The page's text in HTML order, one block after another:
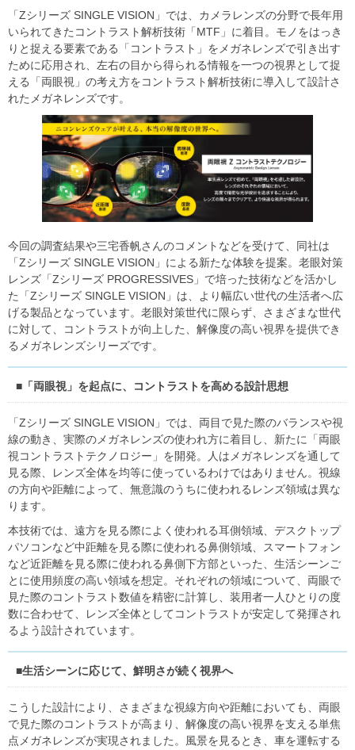
「Zシリーズ SINGLE VISION」では、カメラレンズの分野で長年用
いられてきたコントラスト解析技術「MTF」に着目。モノをはっき
りと捉える要素である「コントラスト」をメガネレンズで引き出す
ために応用され、左右の目から得られる情報を一つの視界として捉
える「両眼視」の考え方をコントラスト解析技術に導入して設計さ
れたメガネレンズです。
今回の調査結果や三宅香帆さんのコメントなどを受けて、同社は
「Zシリーズ SINGLE VISION」による新たな体験を提案。老眼対策
レンズ「Zシリーズ PROGRESSIVES」で培った技術などを活かし
た「Zシリーズ SINGLE VISION」は、より幅広い世代の生活者へ広
げる製品となっています。老眼対策世代に限らず、さまざまな世代
に対して、コントラストが向上した、解像度の高い視界を提供でき
るメガネレンズシリーズです。
■「両眼視」を起点に、コントラストを高める設計思想
「Zシリーズ SINGLE VISION」では、両目で見た際のバランスや視
線の動き、実際のメガネレンズの使われ方に着目し、新たに「両眼
視コントラストテクノロジー」を開発。人はメガネレンズを通して
見る際、レンズ全体を均等に使っているわけではありません。視線
の方向や距離によって、無意識のうちに使われるレンズ領域は異な
ります。
本技術では、遠方を見る際によく使われる耳側領域、デスクトップ
パソコンなど中距離を見る際に使われる鼻側領域、スマートフォン
など近距離を見る際に使われる鼻側下方部といった、生活シーンご
とに使用頻度の高い領域を想定。それぞれの領域について、両眼で
見た際のコントラスト数値を精密に計算し、装用者一人ひとりの度
数に合わせて、レンズ全体としてコントラストが安定して発揮され
るよう設計されています。
■生活シーンに応じて、鮮明さが続く視界へ
こうした設計により、さまざまな視線方向や距離においても、両眼
で見た際のコントラストが高まり、解像度の高い視界を支える単焦
点メガネレンズが実現されました。風景を見るとき、車を運転する